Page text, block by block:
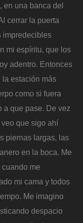
en una banca del
cerrar la puerta
impredecibles
mi espíritu, que los
adentro. Entonces
estación más
como si fuera
a que pase. De vez
que sigo ahí
piernas largas, las
en la boca. Me
me
mi cama y todos
Me imagino
despacio